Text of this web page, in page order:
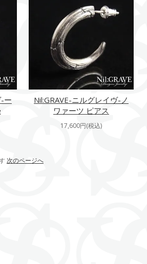
ー
Nil:GRAVE-ニルグレイヴ-ノ
ワァーツ ピアス
17,600円(税込)
次のページへ